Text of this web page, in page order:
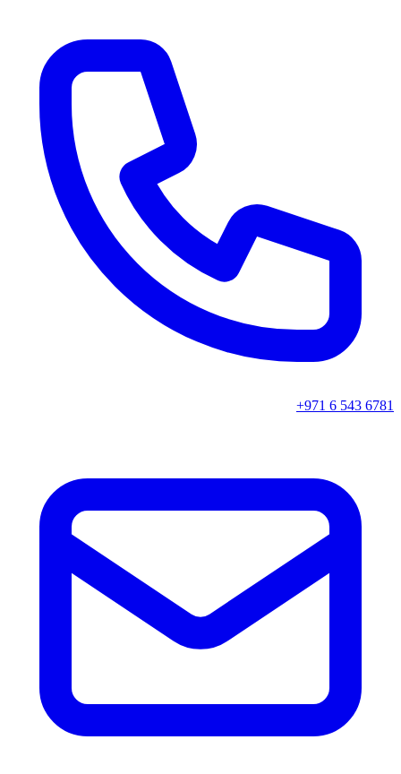
+971 6 543 6781